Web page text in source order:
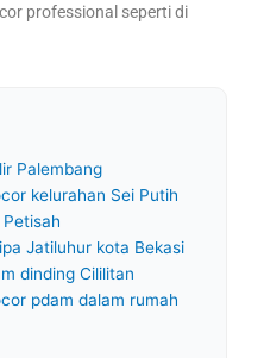
professional seperti di
Palembang
kelurahan Sei Putih
Jatiluhur kota Bekasi
dinding Cililitan
pdam dalam rumah